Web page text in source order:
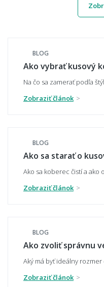
praktickejšie?
Ako zladiť koberec s
Hodí sa vzorovaný
priestoru?
Má koberec ladiť
BLOG
Ako vybrať kusový
Na čo sa zamerať podľa
Zobraziť článok
BLOG
Ako sa starať o
Ako sa koberec čistí a ako
Zobraziť článok
BLOG
Ako zvoliť správnu
Aký má byť ideálny
Zobraziť článok